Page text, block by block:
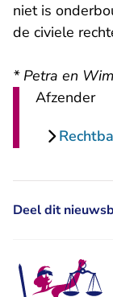
niet is
de civiele
* Petra en
Afzender
Deel dit